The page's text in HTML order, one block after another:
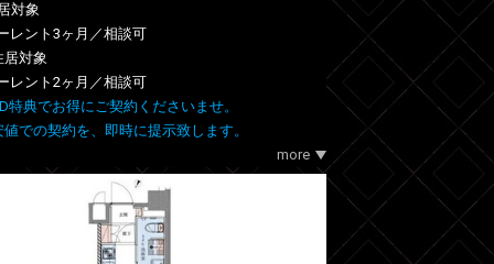
対象
レント3ヶ月／相談可
居対象
レント2ヶ月／相談可
特典でお得にご契約くださいませ。
での契約を、即時に提示致します。
more